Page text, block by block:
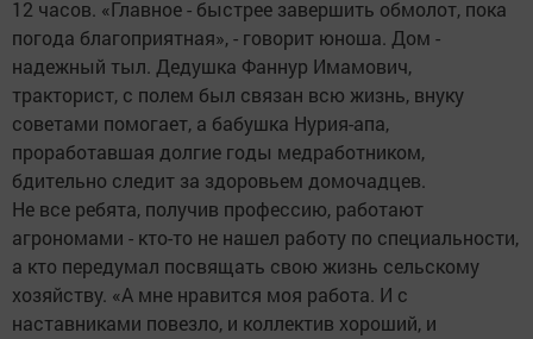
12 часов. «Главное - быстрее завершить обмолот, пока
погода благоприятная», - говорит юноша. Дом -
надежный тыл. Дедушка Фаннур Имамович,
тракторист, с полем был связан всю жизнь, внуку
советами помогает, а бабушка Нурия-апа,
проработавшая долгие годы мед­работником,
бдительно следит за здоровьем домочадцев.
Не все ребята, получив профессию, работают
агрономами - кто-то не нашел работу по специальности,
а кто передумал посвящать свою жизнь сельскому
хозяйству. «А мне нравится моя работа. И с
наставниками повезло, и коллектив хороший, и